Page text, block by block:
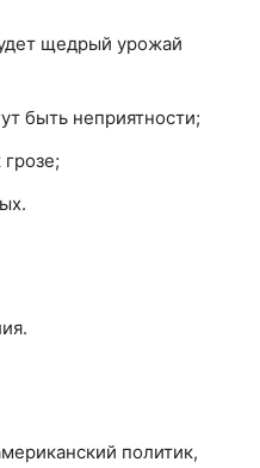
щедрый урожай
быть неприятности;
политик,